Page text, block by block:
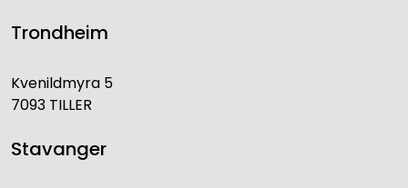
Trondheim
Kvenildmyra 5
7093 TILLER
Stavanger